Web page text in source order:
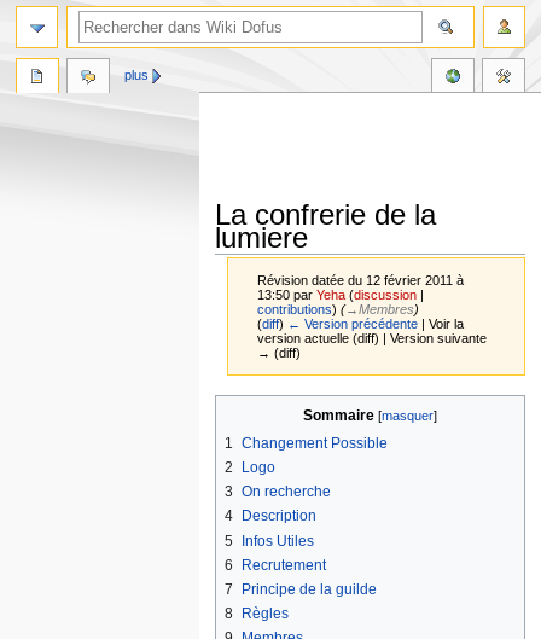
La confrerie de la
lumiere
Révision datée du 12 février 2011 à
13:50 parYeha (discussion |
contributions) (→‎Membres)
(diff) ← Version précédente | Voir la
version actuelle (diff) | Version suivante
→ (diff)
navigation
recherche
Sommaire
1
Changement Possible
2
Logo
3 On recherche
4
Description
5 Infos Utiles
6
Recrutement
7
Principe de la guilde
8
Règles
plus